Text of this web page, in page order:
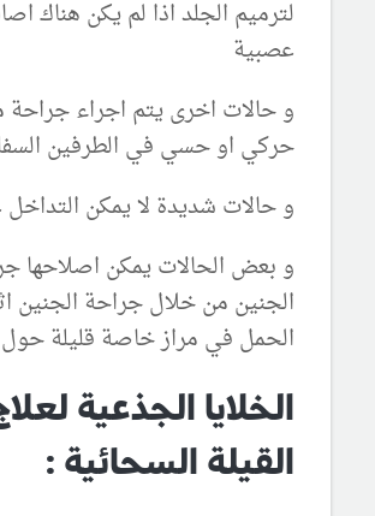
لترميم الجلد اذا لم يكن هناك
عصبية
و حالات اخرى يتم اجراء
حركي او حسي في الطرفين
و حالات شديدة لا يمكن التداخل
و بعض الحالات يمكن اصلاحها
الجنين من خلال جراحة الجنين
الحمل في مراز خاصة قليلة حول
الخلايا الجذعية
القيلة السحائية :